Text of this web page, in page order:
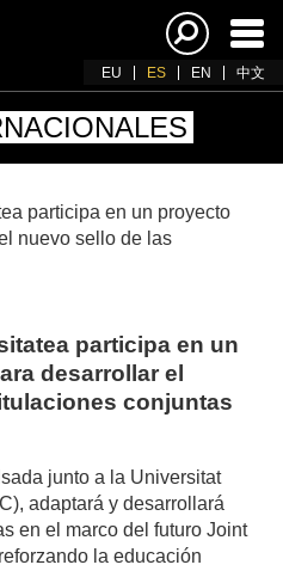
EU ES EN 中文
participa en un
desarrollar el
conjuntas
junto a la Universitat
adaptará y desarrollará
en el marco del futuro Joint
la educación